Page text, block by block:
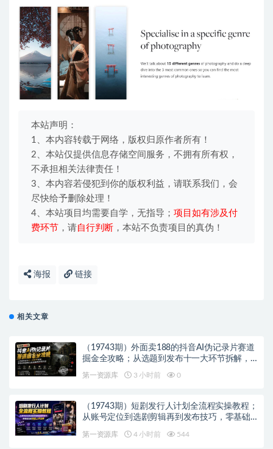
本站声明：
1、本内容转载于网络，版权归原作者所有！
2、本站仅提供信息存储空间服务，不拥有所有权，
不承担相关法律责任！
3、本内容若侵犯到你的版权利益，请联系我们，会
尽快给予删除处理！
4、本站项目均需要自学，无指导； 项目如有涉及付
费环节 ，请自行判断 ，本站不负责项目的真伪！
海报 链接
相关文章
（19743期）外面卖188的抖音AI伪记录片赛道
掘金全攻略；从选题到发布十一大环节拆解，
零基础也能做出高流量真实感内容
第一资源库 3 小时前 0
（19743期）短剧发行人计划全流程实操教程；
从账号定位到选剧剪辑再到发布技巧，零基础
第一资源库 4 小时前 544